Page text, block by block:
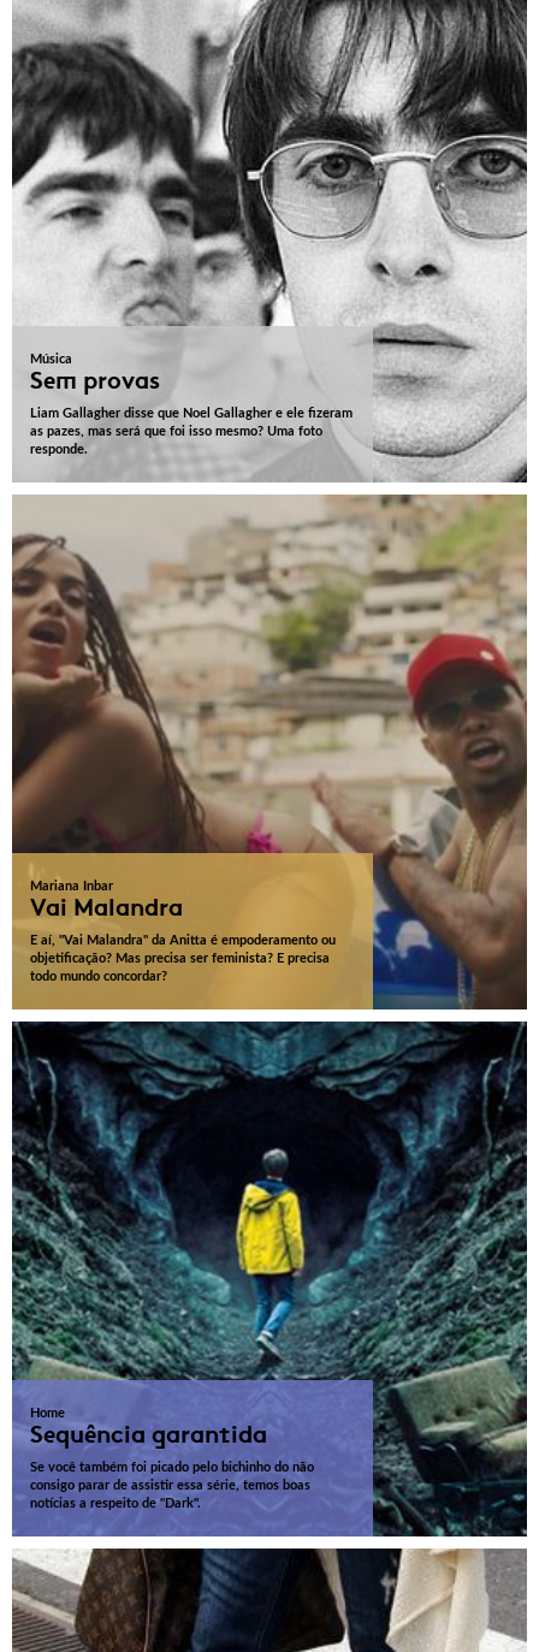
Música
Sem provas
Liam Gallagher disse que Noel Gallagher e ele fizeram
as pazes, mas será que foi isso mesmo? Uma foto
responde.
Mariana Inbar
Vai Malandra
E aí, "Vai Malandra" da Anitta é empoderamento ou
objetificação? Mas precisa ser feminista? E precisa
todo mundo concordar?
Home
Sequência garantida
Se você também foi picado pelo bichinho do não
consigo parar de assistir essa série, temos boas
notícias a respeito de "Dark".